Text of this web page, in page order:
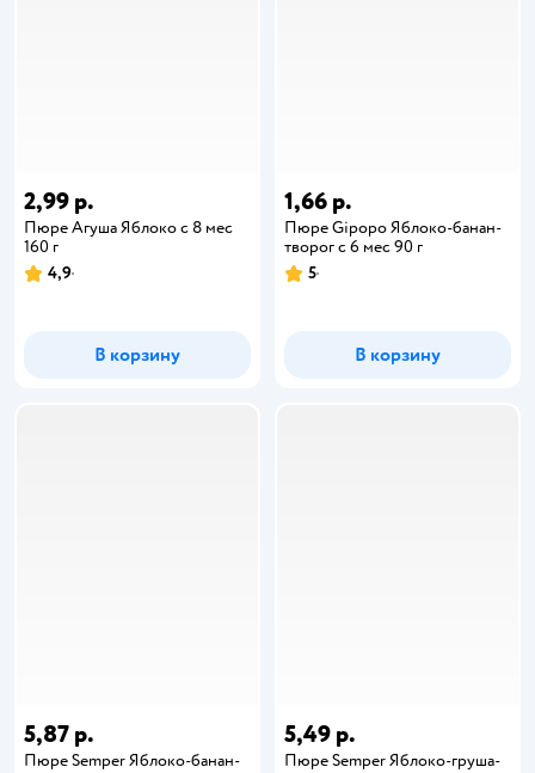
2,99 р.
Пюре Агуша Яблоко с 8 мес
160 г
4,9
В корзину
1,66 р.
Пюре Gipopo Яблоко-банан-
творог с 6 мес 90 г
5
В корзину
5,87 р.
Пюре Semper Яблоко-банан-
5,49 р.
Пюре Semper Яблоко-груша-